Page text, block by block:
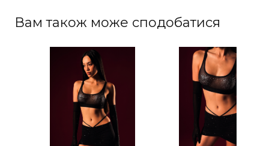
Вам також може сподобатися